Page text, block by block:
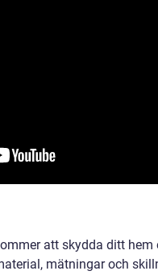
att skydda ditt hem
mätningar och